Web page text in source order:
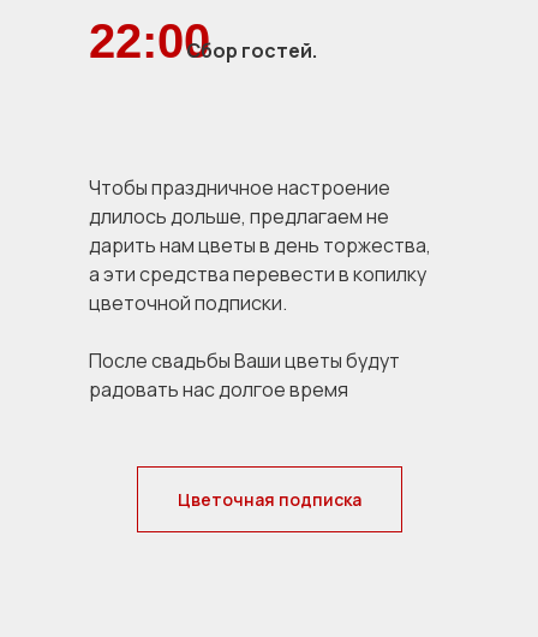
Чтобы праздничное настроение
длилось дольше, предлагаем не
дарить нам цветы в день торжества,
а эти средства перевести в копилку
цветочной подписки.
После свадьбы Ваши цветы будут
радовать нас долгое время
22:00Сбор гостей.
Цветочная подписка